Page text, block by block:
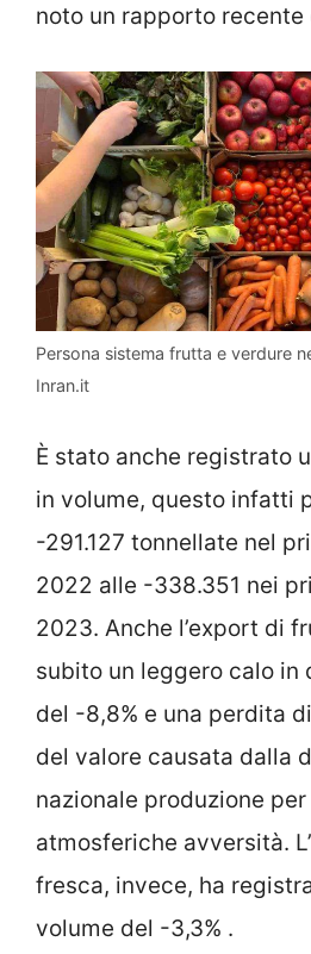
noto un rapporto
Persona sistema frutta e verdure
Inran.it
È stato anche registrato
in volume, questo infatti
-291.127 tonnellate nel
2022 alle -338.351 nei
2023. Anche l’export di
subito un leggero calo in
del -8,8% e una perdita
del valore causata dalla
nazionale produzione
atmosferiche avversità.
fresca, invece, ha
volume del -3,3% .